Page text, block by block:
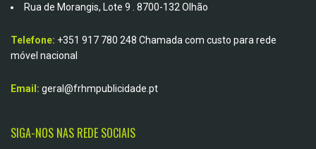
Rua de Morangis, Lote 9 . 8700-132 Olhão
Telefone: +351 917 780 248 Chamada com custo para rede
móvel nacional
Email: geral@frhmpublicidade.pt
SIGA-NOS NAS REDE SOCIAIS